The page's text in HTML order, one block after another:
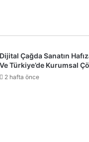
Dijital Çağda Sanatın
Ve Türkiye’de Kurumsal
2 hafta önce